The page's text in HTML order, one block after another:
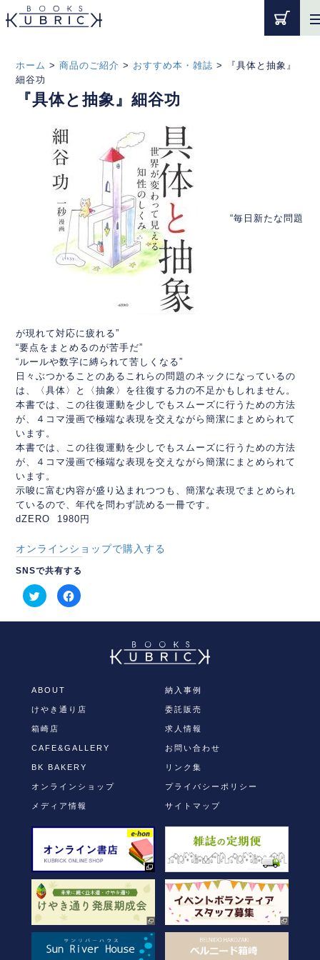
ホーム > 商品のご紹介 > おすすめ本・雑誌 >
『具体と抽象』
細谷功
『具体と抽象』細谷功
“毎日新たな問題
が現れて対応に疲れる”
“要点をまとめるのが苦手だ”
“ルールや数字に縛られて苦しくなる”
日々ぶつかることのあるこれらの問題のネックになっているの
は、
〈具体〉と〈抽象〉を往復する力の不足かもしれません。
本書では、この往復運動を少しでもスムーズに行うための方法
が、
４コマ漫画で極端な表現を交えながら簡潔にまとめられて
います。
本書では、この往復運動を少しでもスムーズに行うための方法
が、
４コマ漫画で極端な表現を交えながら簡潔にまとめられて
います。
示唆に富む内容が盛り込まれつつも、簡潔な表現でまとめられ
ているので、年代を問わず読める一冊です。
dZERO 1980円
オンラインショップで購入する
SNSで共有する
ク
リ
ク
し
い
ウ
ィ
ド
で
き
ま
す)
Facebook
で
有
て
く
(新
い
ウ
ィ
ン
ウ
開
す)
ABOUT
けやき通り店
箱崎店
CAFE&GALLERY
BK BAKERY
オンラインショップ
メディア情報
納入事例
委託販売
求人情報
お問い合わせ
リンク集
プライバシーポリシー
サイトマップ